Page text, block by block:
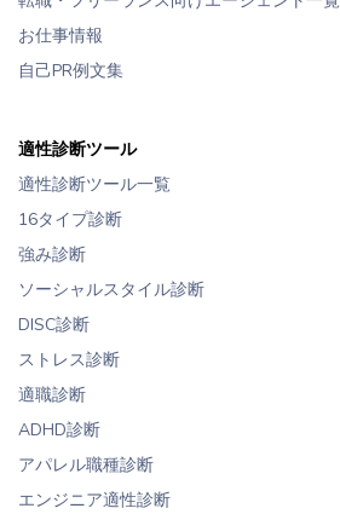
お仕事情報
自己PR例文集
適性診断ツール
適性診断ツール一覧
16タイプ診断
強み診断
ソーシャルスタイル診断
DISC診断
ストレス診断
適職診断
ADHD診断
アパレル職種診断
エンジニア適性診断